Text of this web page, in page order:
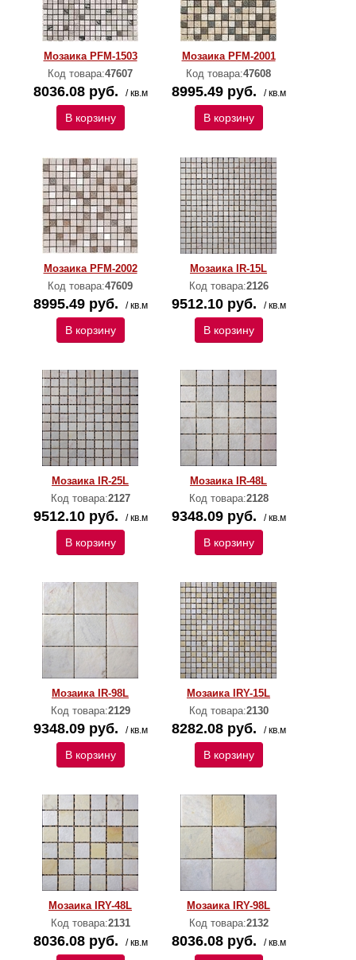
Мозаика PFM-1503
Код товара:47607
8036.08 руб. / кв.м
В корзину
Мозаика PFM-2001
Код товара:47608
8995.49 руб. / кв.м
В корзину
Мозаика PFM-2002
Код товара:47609
8995.49 руб. / кв.м
В корзину
Мозаика IR-15L
Код товара:2126
9512.10 руб. / кв.м
В корзину
Мозаика IR-25L
Код товара:2127
9512.10 руб. / кв.м
В корзину
Мозаика IR-48L
Код товара:2128
9348.09 руб. / кв.м
В корзину
Мозаика IR-98L
Код товара:2129
9348.09 руб. / кв.м
В корзину
Мозаика IRY-15L
Код товара:2130
8282.08 руб. / кв.м
В корзину
Мозаика IRY-48L
Код товара:2131
8036.08 руб. / кв.м
Мозаика IRY-98L
Код товара:2132
8036.08 руб. / кв.м